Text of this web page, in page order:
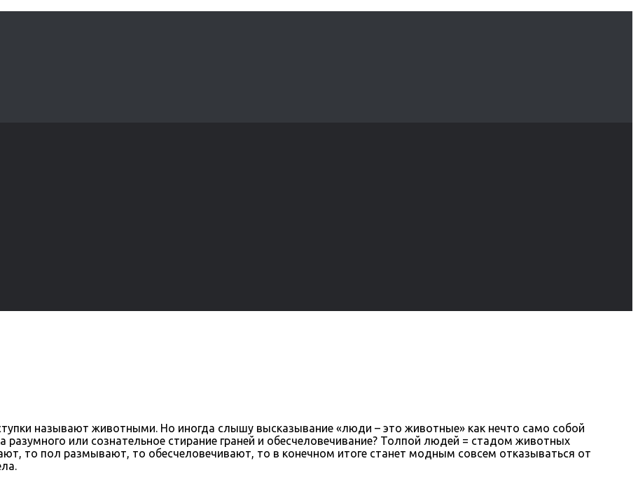
называют животными. Но иногда слышу высказывание «люди – это животные» как нечто само собой
разумного или сознательное стирание граней и обесчеловечивание? Толпой людей = стадом животных
то пол размывают, то обесчеловечивают, то в конечном итоге станет модным совсем отказываться от